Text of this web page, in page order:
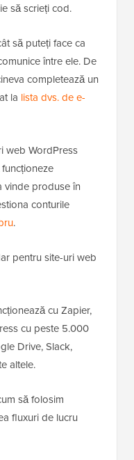
să scrieți cod.
să puteți face ca
între ele. De
completează un
la lista dvs. de e-
web WordPress
vinde produse în
conturile
.
pentru site-uri web
cu Zapier,
cu peste 5.000
Drive, Slack,
altele.
să folosim
fluxuri de lucru